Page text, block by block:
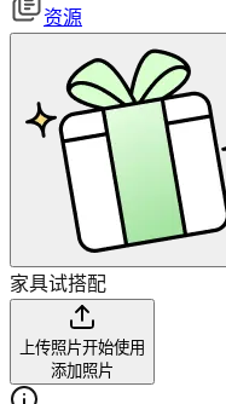
资源
家具试搭配
上传照片开始使用
添加照片